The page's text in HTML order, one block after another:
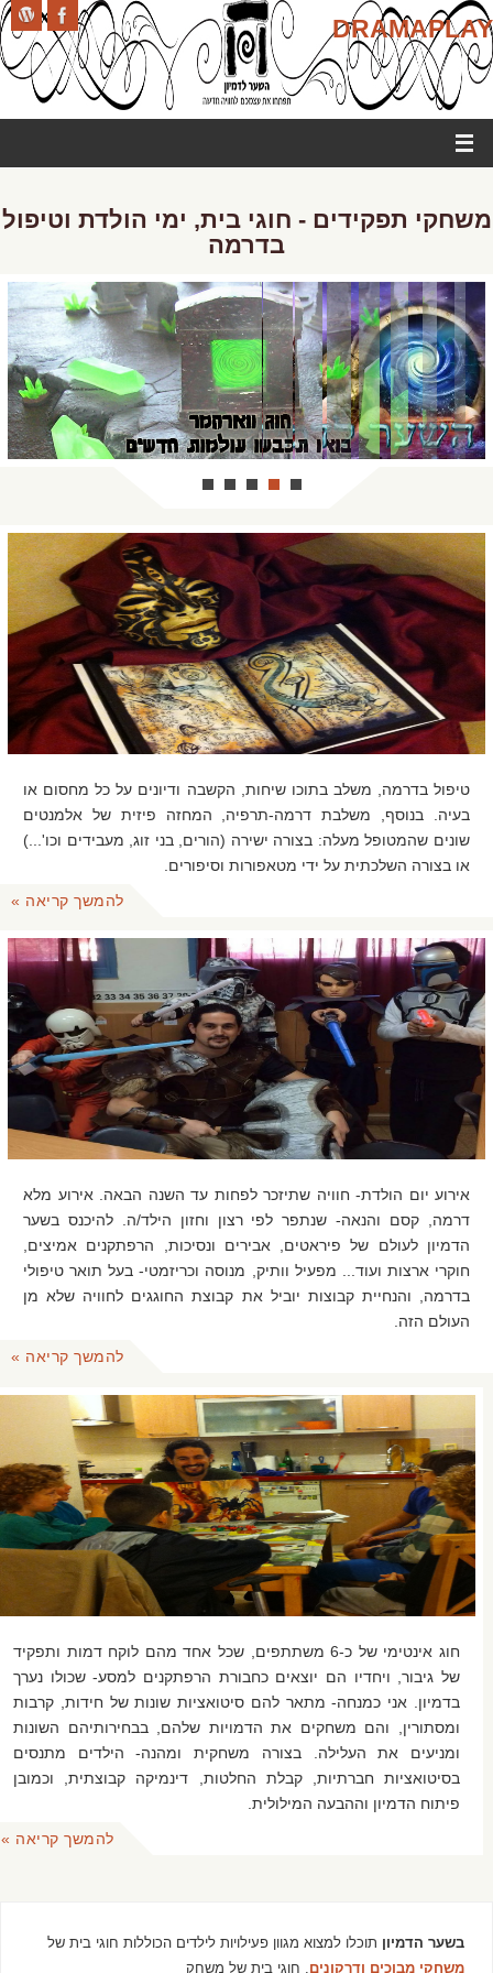
DRAMAPLAY
משחקי תפקידים - חוגי בית, ימי הולדת וטיפול
בדרמה
טיפול בדרמה, משלב בתוכו שיחות, הקשבה ודיונים על כל מחסום או
בעיה. בנוסף, משלבת דרמה-תרפיה, המחזה פיזית של אלמנטים
שונים שהמטופל מעלה: בצורה ישירה (הורים, בני זוג, מעבידים וכו'...)
או בצורה השלכתית על ידי מטאפורות וסיפורים.
להמשך קריאה »
אירוע יום הולדת- חוויה שתיזכר לפחות עד השנה הבאה. אירוע מלא
דרמה, קסם והנאה- שנתפר לפי רצון וחזון הילד/ה. להיכנס בשער
הדמיון לעולם של פיראטים, אבירים ונסיכות, הרפתקנים אמיצים,
חוקרי ארצות ועוד... מפעיל וותיק, מנוסה וכריזמטי- בעל תואר טיפולי
בדרמה, והנחיית קבוצות יוביל את קבוצת החוגגים לחוויה שלא מן
העולם הזה.
להמשך קריאה »
חוג אינטימי של כ-6 משתתפים, שכל אחד מהם לוקח דמות ותפקיד
של גיבור, ויחדיו הם יוצאים כחבורת הרפתקנים למסע- שכולו נערך
בדמיון. אני כמנחה- מתאר להם סיטואציות שונות של חידות, קרבות
ומסתורין, והם משחקים את הדמויות שלהם, בבחירותיהם השונות
ומניעים את העלילה. בצורה משחקית ומהנה- הילדים מתנסים
בסיטואציות חברתיות, קבלת החלטות, דינמיקה קבוצתית, וכמובן
פיתוח הדמיון וההבעה המילולית.
להמשך קריאה »
בשער הדמיון תוכלו למצוא מגוון פעילויות לילדים הכוללות חוגי בית של
משחקי מבוכים ודרקונים , חוגי בית של משחק